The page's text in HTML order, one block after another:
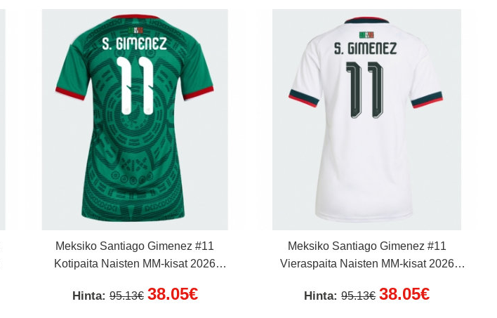
Meksiko Santiago Gimenez #11
Kotipaita Naisten MM-kisat 2026
Hinta: 95.13€ 38.05€
Meksiko Santiago Gimenez #11
Vieraspaita Naisten MM-kisat 2026
Hinta:95.13€ 38.05€